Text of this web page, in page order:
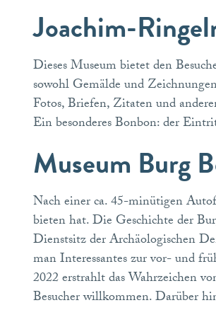
Joachim-
Dieses Museum bietet den
sowohl Gemälde und
Fotos, Briefen, Zitaten und
Ein besonderes Bonbon: der
Museum Burg
Nach einer ca. 45-minütigen
bieten hat. Die Geschichte der
Dienstsitz der Archäologischen
man Interessantes zur vor- und
2022 erstrahlt das Wahrzeichen
Besucher willkommen. Darüber